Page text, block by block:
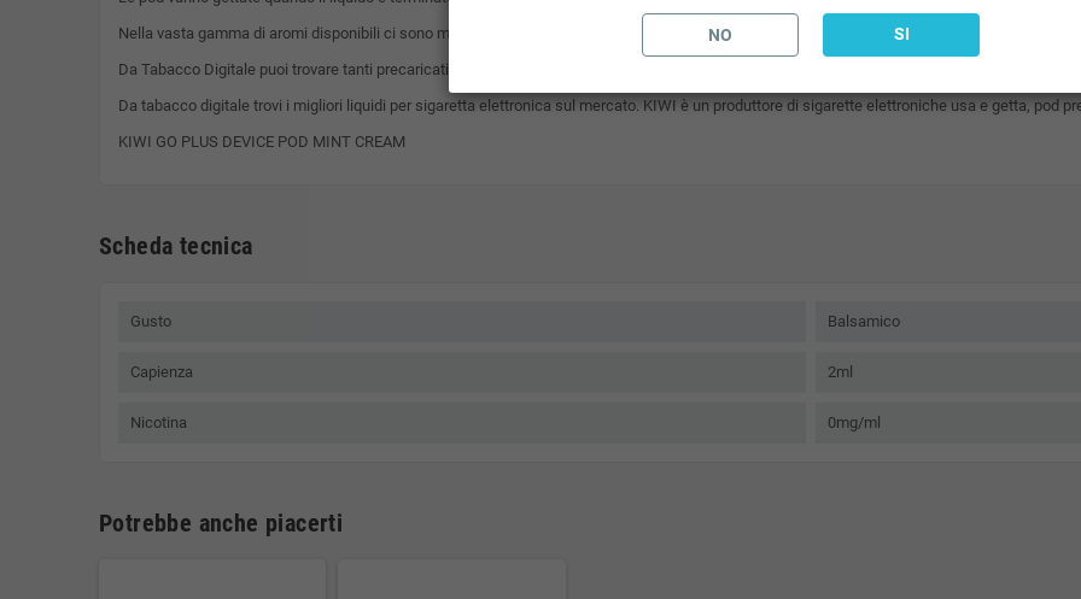
Nella vasta gamma di aromi disponibili ci sono molte varianti di liquidi fruttati.
Da Tabacco Digitale puoi trovare tanti precaricati per sigaretta elettronica.
Da tabacco digitale trovi i migliori liquidi per sigaretta elettronica sul mercato. KIWI è un produttore di sigarette elettroniche usa e getta, pod
KIWI GO PLUS DEVICE POD MINT CREAM
Scheda tecnica
Gusto Balsamico
Capienza 2ml
Nicotina 0mg/ml
Potrebbe anche piacerti
NO SI